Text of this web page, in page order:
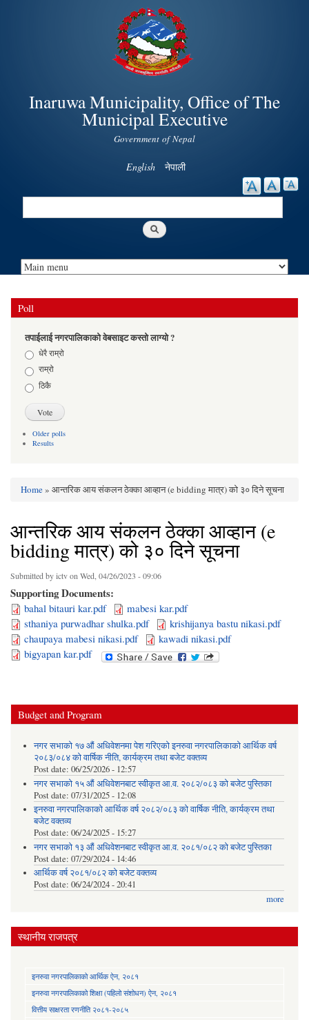
Skip to
main
content
Inaruwa Municipality, Office of The
Municipal Executive
Government of Nepal
English नेपाली
Search
Poll
तपाईलाई नगरपालिकाको वेबसाइट कस्तो लाग्यो ?
Choicesधेरै राम्रो
राम्रो
ठिकै
Older polls
Results
Home» आन्तरिक आय संकलन ठेक्का आव्हान (e bidding मात्र) को ३० दिने सूचना
आन्तरिक आय संकलन ठेक्का आव्हान (e
bidding मात्र) को ३० दिने सूचना
Submitted byictvon Wed, 04/26/2023 - 09:06
Supporting Documents:
bahal bitauri kar.pdf
mabesi kar.pdf
sthaniya purwadhar shulka.pdf
krishijanya bastu nikasi.pdf
chaupaya mabesi nikasi.pdf
kawadi nikasi.pdf
bigyapan kar.pdf
Budget and Program
नगर सभाको १७ औं अधिवेशनमा पेश गरिएको इनरुवा नगरपालिकाको आर्थिक वर्ष
२०८३/०८४ को वार्षिक नीति, कार्यक्रम तथा बजेट वक्तव्य
Post date: 06/25/2026 - 12:57
नगर सभाको १५ औं अधिवेशनबाट स्वीकृत आ.व. २०८२/०८३ को बजेट पुस्तिका
Post date: 07/31/2025 - 12:08
इनरुवा नगरपालिकाको आर्थिक वर्ष २०८२/०८३ को वार्षिक नीति, कार्यक्रम तथा
बजेट वक्तव्य
Post date: 06/24/2025 - 15:27
नगर सभाको १३ औं अधिवेशनबाट स्वीकृत आ.व. २०८१/०८२ को बजेट पुस्तिका
Post date: 07/29/2024 - 14:46
आर्थिक वर्ष २०८१/०८२ को बजेट वक्तव्य
Post date: 06/24/2024 - 20:41
more
स्थानीय राजपत्र
इनरुवा नगरपालिकाको आर्थिक ऐन, २०८१
इनरुवा नगरपालिकाको शिक्षा (पहिलो संशोधन) ऐन, २०८१
वित्तीय साक्षरता रणनीति २०८१-२०८५